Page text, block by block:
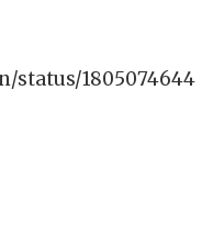
status/1805074644